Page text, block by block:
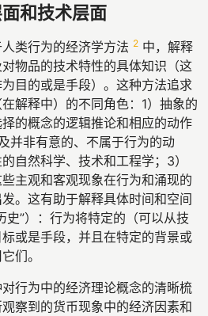
和技术层面
类行为的经济学方法 2 中，解释
物品的技术特性的具体知识（这
目的或是手段）。这种方法追求
解释中）的不同角色：1）抽象的
的概念的逻辑推论和相应的动作
并非有意的、不属于行为的动
自然科学、技术和工程学；3）
主观和客观现象在行为和涌现的
。这有助于解释具体时间和空间
史”）：行为将特定的（可以从技
或是手段，并且在特定的背景或
们。
行为中的经济理论概念的清晰梳
察到的货币现象中的经济因素和